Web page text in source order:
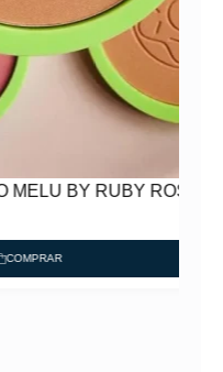
BY RUBY ROSE